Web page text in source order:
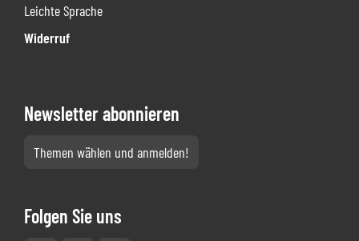
Leichte Sprache
Widerruf
Newsletter abonnieren
Themen wählen und anmelden!
Folgen Sie uns